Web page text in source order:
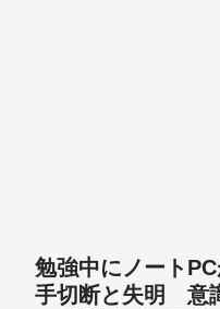
勉強中にノート
手切断と失明 意